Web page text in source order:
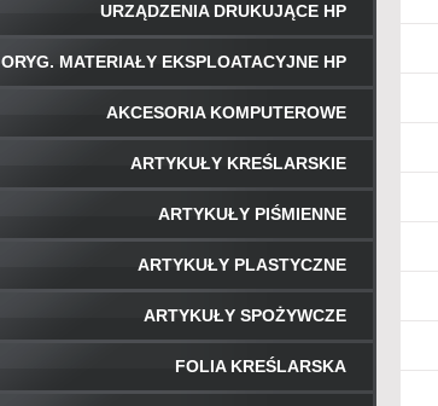
URZĄDZENIA DRUKUJĄCE HP
ORYG. MATERIAŁY EKSPLOATACYJNE HP
AKCESORIA KOMPUTEROWE
ARTYKUŁY KREŚLARSKIE
ARTYKUŁY PIŚMIENNE
ARTYKUŁY PLASTYCZNE
ARTYKUŁY SPOŻYWCZE
FOLIA KREŚLARSKA